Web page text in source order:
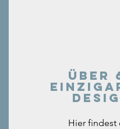
Über
Hier findest